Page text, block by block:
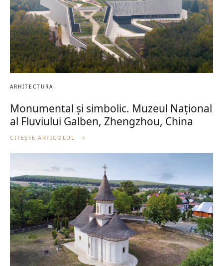
ARHITECTURA
Monumental și simbolic. Muzeul Național
al Fluviului Galben, Zhengzhou, China
CITEȘTE ARTICOLUL →